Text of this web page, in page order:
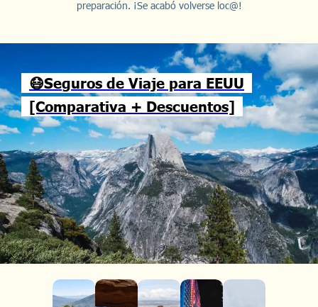
preparación. ¡Se acabó volverse loc@!
😷Seguros de Viaje para EEUU
[Comparativa + Descuentos]